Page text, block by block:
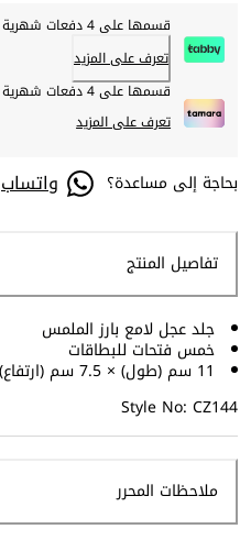
قسمها على 4 دفعات شهرية بقيمة
تعرف على المزيد
قسمها على 4 دفعات شهرية بقيمة
تعرف على المزيد
بحاجة إلى مساعدة؟ واتساب
تفاصيل المنتج
جلد عجل لامع بارز الملمس
خمس فتحات للبطاقات
11 سم (طول) × 7.5 سم (ارتفاع)
Style No: CZ144
ملاحظات المحرر